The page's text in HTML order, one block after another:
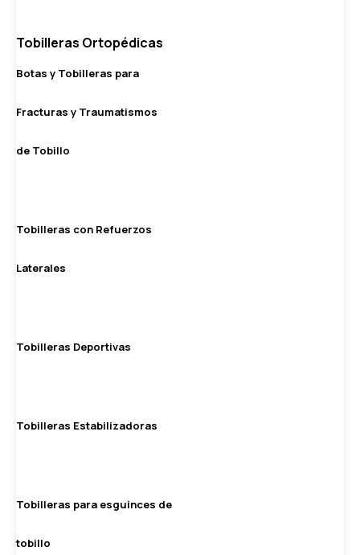
Tobilleras Ortopédicas
Botas y Tobilleras para
Fracturas y Traumatismos
de Tobillo
Tobilleras con Refuerzos
Laterales
Tobilleras Deportivas
Tobilleras Estabilizadoras
Tobilleras para esguinces de
tobillo